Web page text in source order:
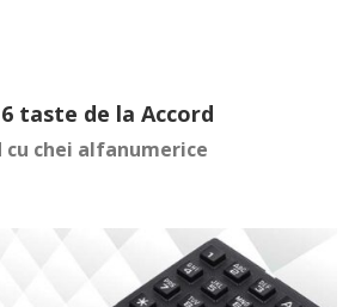
taste de la Accord
chei alfanumerice